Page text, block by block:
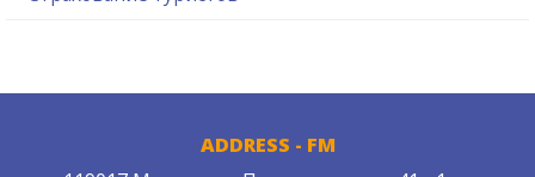
ADDRESS - FM